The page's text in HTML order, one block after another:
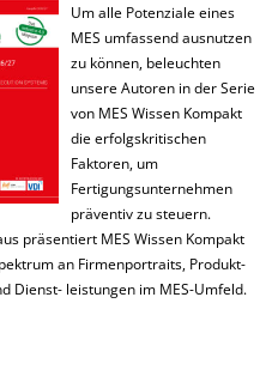
Um alle Potenziale eines
MES umfassend ausnutzen
zu können, beleuchten
unsere Autoren in der Serie
von MES Wissen Kompakt
die erfolgskritischen
Faktoren, um
Fertigungsunternehmen
präventiv zu steuern.
präsentiert MES Wissen Kompakt
an Firmenportraits, Produkt-
Dienst- leistungen im MES-Umfeld.